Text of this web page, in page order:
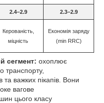
2.4–2.9 2.3–2.9
Керованість,
міцність
Економія заряду
(min RRC)
сегмент: охоплює
транспорту,
та важких пікапів. Вони
вагове
цього класу